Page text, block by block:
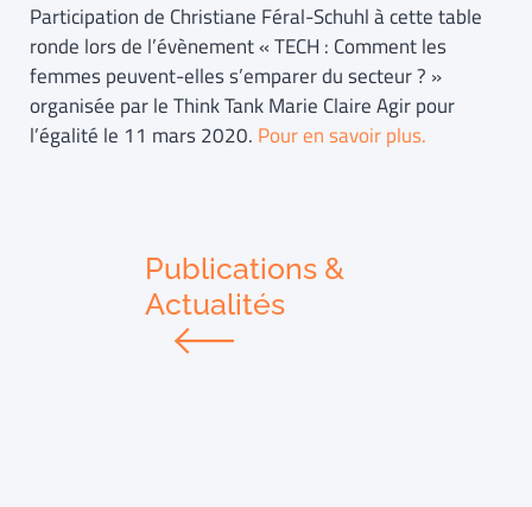
Participation de Christiane Féral-Schuhl à cette table
ronde lors de l’évènement « TECH : Comment les
femmes peuvent-elles s’emparer du secteur ? »
organisée par le Think Tank Marie Claire Agir pour
l’égalité le 11 mars 2020. Pour en savoir plus.
Publications &
Actualités